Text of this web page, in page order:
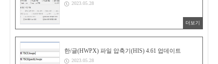
2023.05.28
더보기
한/글(HWPX) 파일 압축기(HIS) 4.61 업데이트
2023.05.28